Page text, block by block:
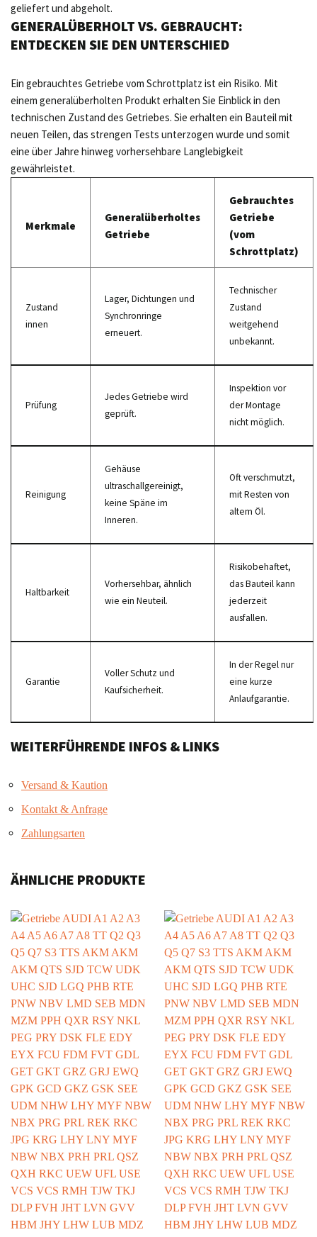
geliefert und abgeholt.
GENERALÜBERHOLT VS. GEBRAUCHT:
ENTDECKEN SIE DEN UNTERSCHIED
Ein gebrauchtes Getriebe vom Schrottplatz ist ein Risiko. Mit
einem generalüberholten Produkt erhalten Sie Einblick in den
technischen Zustand des Getriebes. Sie erhalten ein Bauteil mit
neuen Teilen, das strengen Tests unterzogen wurde und somit
eine über Jahre hinweg vorhersehbare Langlebigkeit
gewährleistet.
Merkmale
Generalüberholtes
Getriebe
Gebrauchtes
Getriebe
(vom
Schrottplatz)
Zustand
innen
Lager, Dichtungen und
Synchronringe
erneuert.
Technischer
Zustand
weitgehend
unbekannt.
Prüfung
Jedes Getriebe wird
geprüft.
Inspektion vor
der Montage
nicht möglich.
Reinigung
Gehäuse
ultraschallgereinigt,
keine Späne im
Inneren.
Oft verschmutzt,
mit Resten von
altem Öl.
Haltbarkeit
Vorhersehbar, ähnlich
wie ein Neuteil.
Risikobehaftet,
das Bauteil kann
jederzeit
ausfallen.
Garantie
Voller Schutz und
Kaufsicherheit.
In der Regel nur
eine kurze
Anlaufgarantie.
WEITERFÜHRENDE INFOS & LINKS
Versand & Kaution
Kontakt & Anfrage
Zahlungsarten
ÄHNLICHE PRODUKTE